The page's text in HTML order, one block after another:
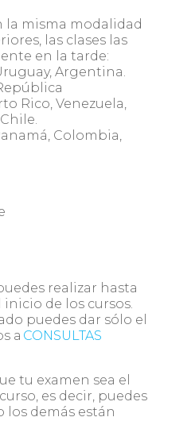
la misma modalidad
las clases las
en la tarde:
Argentina.
Rico, Venezuela,
Colombia,
realizar hasta
inicio de los cursos.
puedes dar sólo el
a CONSULTAS
tu examen sea el
es decir, puedes
los demás están